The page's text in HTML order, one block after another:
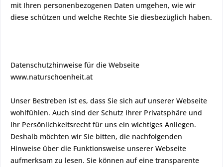
mit Ihren personenbezogenen Daten umgehen, wie wir
diese schützen und welche Rechte Sie diesbezüglich haben.
Datenschutzhinweise für die Webseite
www.naturschoenheit.at
Unser Bestreben ist es, dass Sie sich auf unserer Webseite
wohlfühlen. Auch sind der Schutz Ihrer Privatsphäre und
Ihr Persönlichkeitsrecht für uns ein wichtiges Anliegen.
Deshalb möchten wir Sie bitten, die nachfolgenden
Hinweise über die Funktionsweise unserer Webseite
aufmerksam zu lesen. Sie können auf eine transparente